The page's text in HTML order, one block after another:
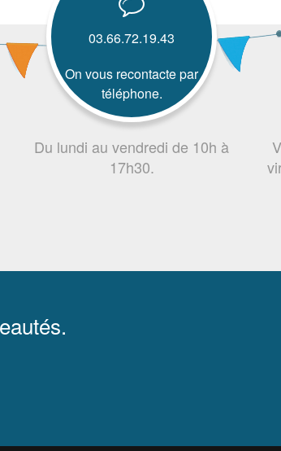
03.66.72.19.43
On vous recontacte par
téléphone.
Du lundi au vendredi de 10h à
17h30.